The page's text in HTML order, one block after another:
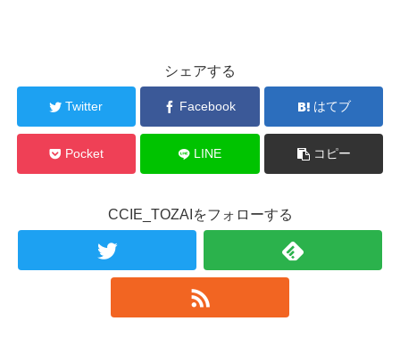
シェアする
Twitter Facebook はてブ
Pocket LINE コピー
CCIE_TOZAIをフォローする